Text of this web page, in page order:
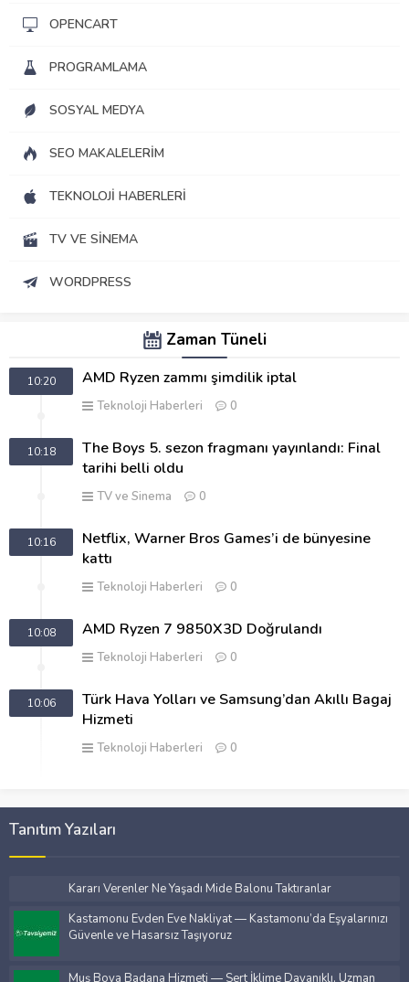
OPENCART
PROGRAMLAMA
SOSYAL MEDYA
SEO MAKALELERIM
TEKNOLOJI HABERLERI
TV VE SINEMA
WORDPRESS
Zaman Tüneli
10:20 AMD Ryzen zammı şimdilik iptal
Teknoloji Haberleri 0
10:18
The Boys 5. sezon fragmanı yayınlandı: Final
tarihi belli oldu
TV ve Sinema 0
10:16
Netflix, Warner Bros Games’i de bünyesine
kattı
Teknoloji Haberleri 0
10:08 AMD Ryzen 7 9850X3D Doğrulandı
Teknoloji Haberleri 0
10:06
Türk Hava Yolları ve Samsung’dan Akıllı Bagaj
Hizmeti
Teknoloji Haberleri 0
Tanıtım Yazıları
Kararı Verenler Ne Yaşadı Mide Balonu Taktıranlar
Kastamonu Evden Eve Nakliyat — Kastamonu’da Eşyalarınızı
Güvenle ve Hasarsız Taşıyoruz
Muş Boya Badana Hizmeti — Sert İklime Dayanıklı, Uzman